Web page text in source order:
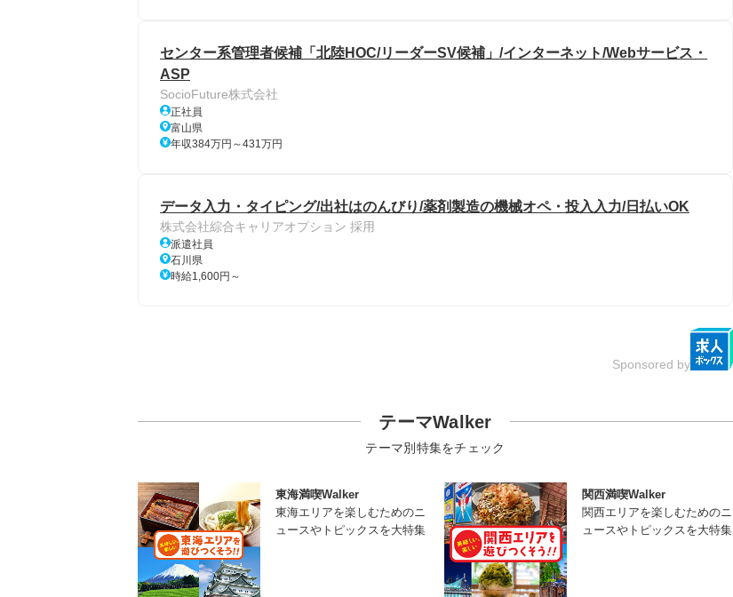
センター系管理者候補「北陸HOC/リーダーSV候補」/インターネット/Webサービス・
ASP
SocioFuture株式会社
正社員
富山県
年収384万円～431万円
データ入力・タイピング/出社はのんびり/薬剤製造の機械オペ・投入入力/日払いOK
株式会社綜合キャリアオプション 採用
派遣社員
石川県
時給1,600円～
Sponsored by
テーマWalker
テーマ別特集をチェック
東海満喫Walker
東海エリアを楽しむためのニ
ュースやトピックスを大特集
関西満喫Walker
関西エリアを楽しむためのニ
ュースやトピックスを大特集